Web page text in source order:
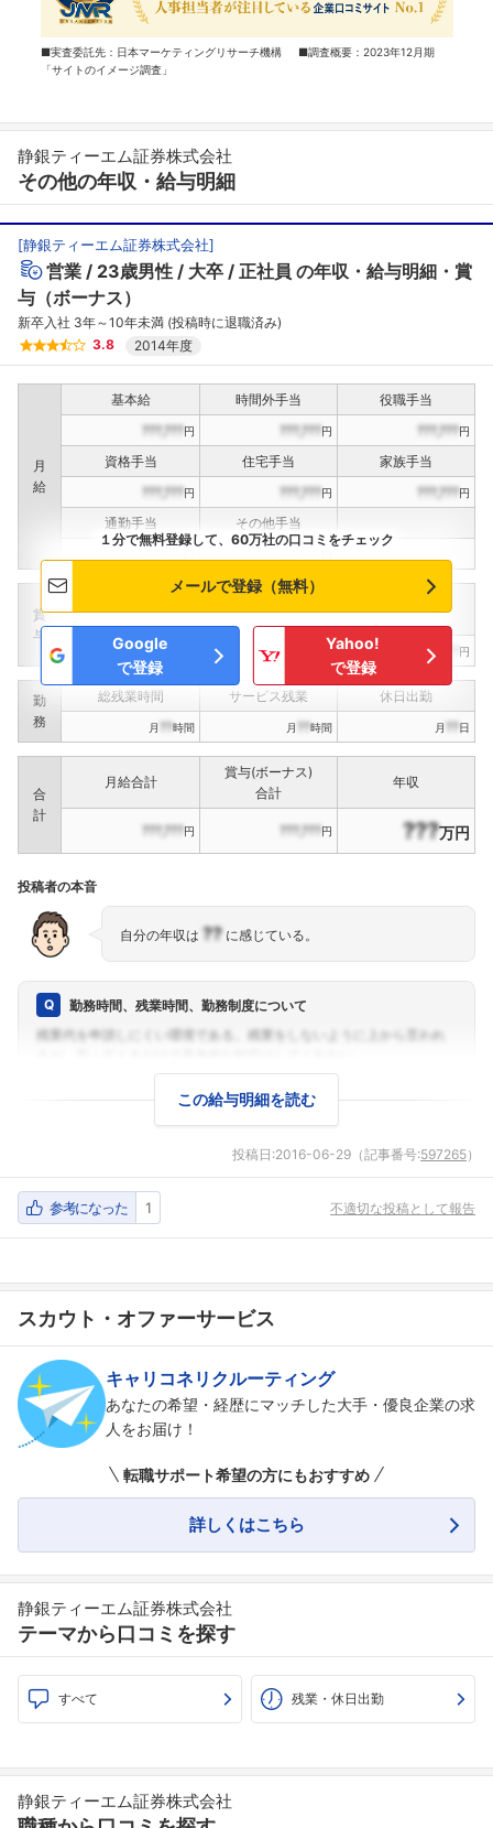
■実査委託先：日本マーケティングリサーチ機構 ■調査概要：2023年12月期
「サイトのイメージ調査」
静銀ティーエム証券株式会社
その他の年収・給与明細
[静銀ティーエム証券株式会社]
営業 23歳男性 大卒 正社員 の年収・給与明細・賞
与（ボーナス）
新卒入社 3年～10年未満 (投稿時に退職済み)
3.8
2014年度
月
給
基本給 時間外手当
役職手当
???,???円 ???,???円 ???,???円
資格手当 住宅手当
家族手当
???,???円 ???,???円 ???,???円
通勤手当
その他手当
賞
与
インセンティブ賞与
決算賞与
???,??? ???,??? 円 ???,??? 円
勤
務
総残業時間 サービス残業 休日出勤
月 ??時間 月 ??時間 月 ??日
合
計
月給合計
賞与(ボーナス)
合計
年収
???,???円 ???,???円 ???万円
１分で無料登録して、60万社の口コミをチェック
メールで登録（無料）
Google
で登録
Yahoo!
で登録
投稿者の本音
自分の年収は ??に感じている。
勤務時間、残業時間、勤務制度について
この給与明細を読む
投稿日:2016-06-29 （記事番号:597265）
参考になった 1 不適切な投稿として報告
スカウト・オファーサービス
キャリコネリクルーティング
あなたの希望・経歴にマッチした大手・優良企業の求
人をお届け！
転職サポート希望の方にもおすすめ
詳しくはこちら
静銀ティーエム証券株式会社
テーマから口コミを探す
すべて 残業・休日出勤
静銀ティーエム証券株式会社